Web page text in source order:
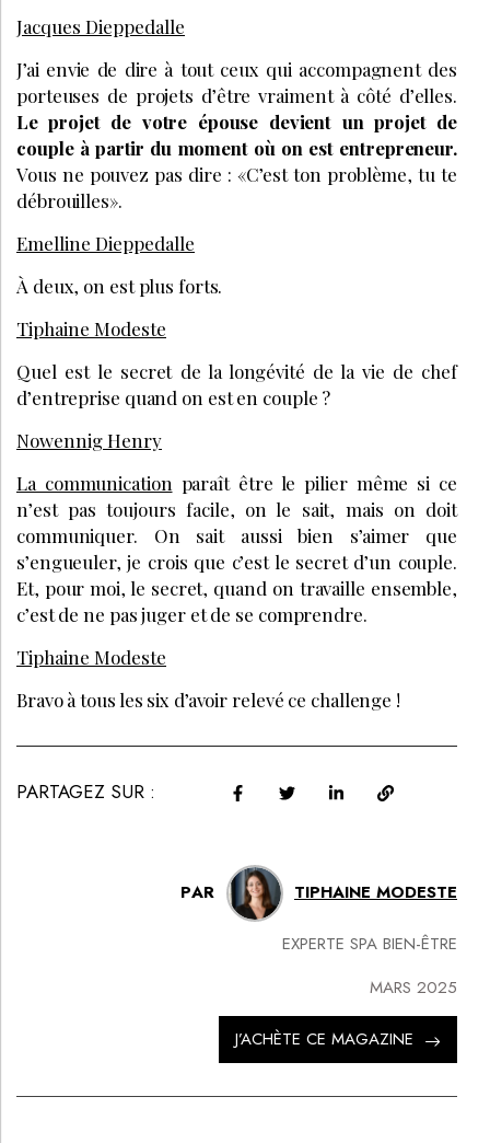
Jacques Dieppedalle
J’ai envie de dire à tout ceux qui accompagnent des
porteuses de projets d’être vraiment à côté d’elles.
Le projet de votre épouse devient un projet de
couple à partir du moment où on est entrepreneur.
Vous ne pouvez pas dire : «C’est ton problème, tu te
débrouilles».
Emelline Dieppedalle
À deux, on est plus forts.
Tiphaine Modeste
Quel est le secret de la longévité de la vie de chef
d’entreprise quand on est en couple ?
Nowennig Henry
La communication paraît être le pilier même si ce
n’est pas toujours facile, on le sait, mais on doit
communiquer. On sait aussi bien s’aimer que
s’engueuler, je crois que c’est le secret d’un couple.
Et, pour moi, le secret, quand on travaille ensemble,
c’est de ne pas juger et de se comprendre.
Tiphaine Modeste
Bravo à tous les six d’avoir relevé ce challenge !
PARTAGEZ SUR :
PAR TIPHAINE MODESTE
EXPERTE SPA BIEN-ÊTRE
MARS 2025
J’ACHÈTE CE MAGAZINE